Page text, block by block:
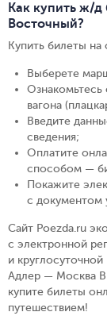
Как купить ж/
Восточный?
Купить билеты
Выберете
Ознакомьтесь
вагона
Введите
сведения;
Оплатите
способом —
Покажите
с документом
Сайт Poezda.ru
с электронной
и
Адлер — Москва
купите билеты
путешествием!